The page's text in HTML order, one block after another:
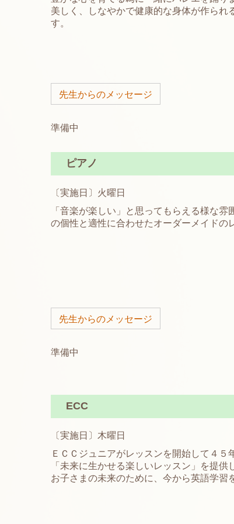
美しく、しなやかで健康的な身体が作られ
す。
先生からのメッセージ
準備中
ピアノ
〔実施日〕火曜日
「音楽が楽しい」と思ってもらえる様な雰
の個性と適性に合わせたオーダーメイドの
先生からのメッセージ
準備中
ECC
〔実施日〕木曜日
ＥＣＣジュニアがレッスンを開始して４５
「未来に生かせる楽しいレッスン」を提供
お子さまの未来のために、今から英語学習